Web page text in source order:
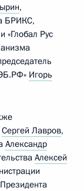
,
БРИКС,
«Глобал Рус
Игорь
Сергей Лавров,
Александр
Алексей